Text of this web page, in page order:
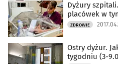
Dyżury
placówek w
ZDROWIE
Ostry dyżur.
tygodniu (3-